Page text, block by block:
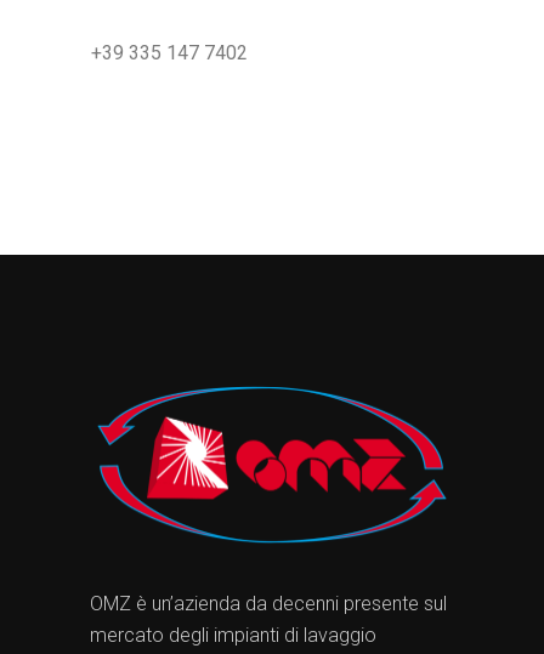
+39 335 147 7402
OMZ è un’azienda da decenni presente sul
mercato degli impianti di lavaggio